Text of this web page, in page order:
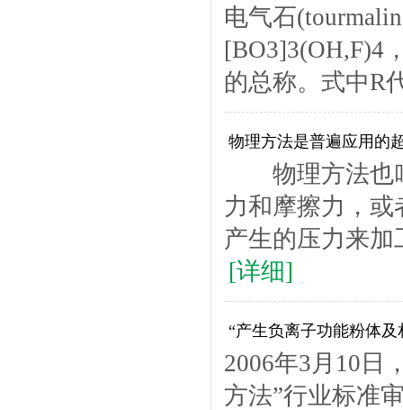
电气石
[BO3]3(OH,F)4
的总称。式中R
物理方法是普遍应用的
物理方法也叫
力和摩擦力，
产生的压力来
[详细]
“产生负离子功能粉体
2006年3月10日
方法”行业标准